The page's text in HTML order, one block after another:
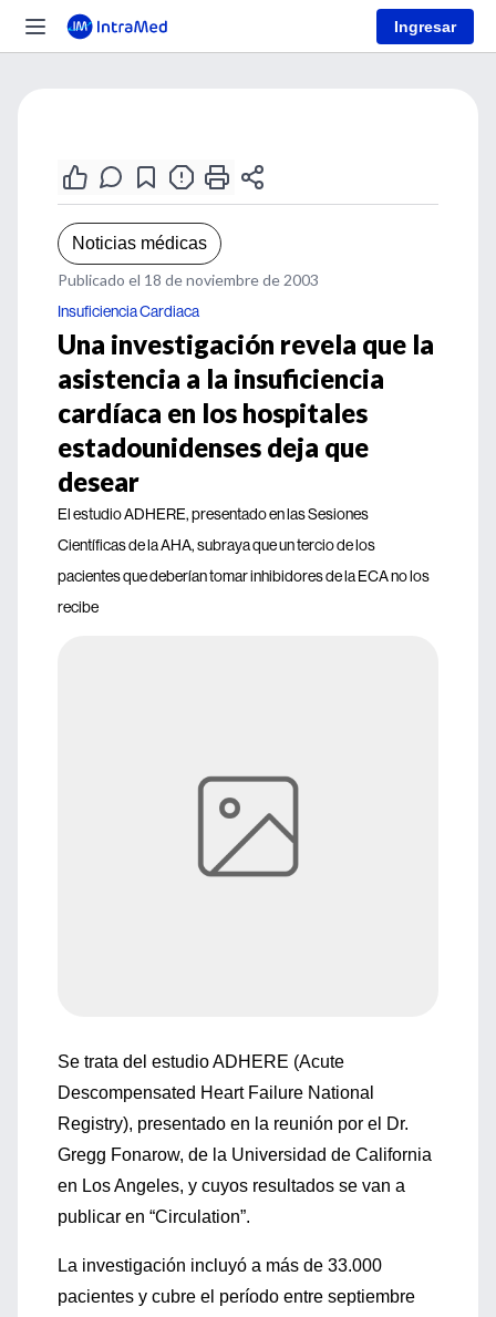
Ingresar
Noticias médicas
Publicado el 18 de noviembre de 2003
Insuficiencia Cardiaca
Una investigación revela que la
asistencia a la insuficiencia
cardíaca en los hospitales
estadounidenses deja que
desear
El estudio ADHERE, presentado en las Sesiones
Científicas de la AHA, subraya que un tercio de los
pacientes que deberían tomar inhibidores de la ECA no los
recibe
Se trata del estudio ADHERE (Acute
Descompensated Heart Failure National
Registry), presentado en la reunión por el Dr.
Gregg Fonarow, de la Universidad de California
en Los Angeles, y cuyos resultados se van a
publicar en “Circulation”.
La investigación incluyó a más de 33.000
pacientes y cubre el período entre septiembre